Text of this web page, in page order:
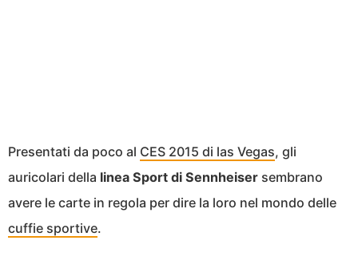
Presentati da poco al CES 2015 di las Vegas, gli
auricolari della linea Sport di Sennheiser sembrano
avere le carte in regola per dire la loro nel mondo delle
cuffie sportive.